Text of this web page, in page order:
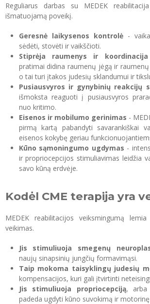
Reguliarus darbas su MEDEK
išmatuojamą poveikį.
Geresnė laikysenos kontrolė-
sėdėti, stovėti ir vaikščioti.
Stiprėja raumenys ir koordinacija
pratimai didina raumenų jėgą ir
o tai turi įtakos judesių sklandumui ir
Pusiausvyros ir gynybinių reakcijų
išmoksta reaguoti į pusiausvyros
nuo kritimo.
Eisenos ir mobilumo gerinimas -
pirmą kartą pabandyti savarankiškai
eisenos kokybę geriau
Kūno sąmoningumo ugdymas -
ir propriocepcijos stimuliavimas leidžia
savo kūną erdvėje.
Kodėl CME terapija yra
MEDEK reabilitacijos veiksmingumą
veikimas.
Jis stimuliuoja smegenų
naujų sinapsinių jungčių formavimąsi.
Taip mokoma taisyklingų judesių
kompensacijos, kuri gali įtvirtinti
Jis stimuliuoja propriocepciją, arba
padeda ugdyti kūno suvokimą ir